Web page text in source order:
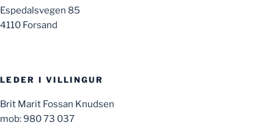
Espedalsvegen 85
4110 Forsand
LEDER I VILLINGUR
Brit Marit Fossan Knudsen
mob: 980 73 037